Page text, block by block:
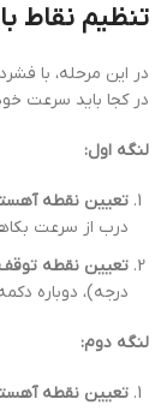
تنظیم نقاط
در این مرحله، با
در کجا باید سرعت
لنگه اول:
تعیین نقطه
درب از سرعت
تعیین نقطه
درجه)، دوباره
لنگه دوم:
تعیین نقطه